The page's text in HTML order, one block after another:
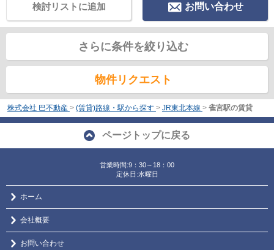
お問い合わせ
検討リストに追加
さらに条件を絞り込む
物件リクエスト
株式会社 巴不動産 > (賃貸)路線・駅から探す > JR東北本線 > 雀宮駅の賃貸
ページトップに戻る
営業時間:9：30～18：00
定休日:水曜日
ホーム
会社概要
お問い合わせ